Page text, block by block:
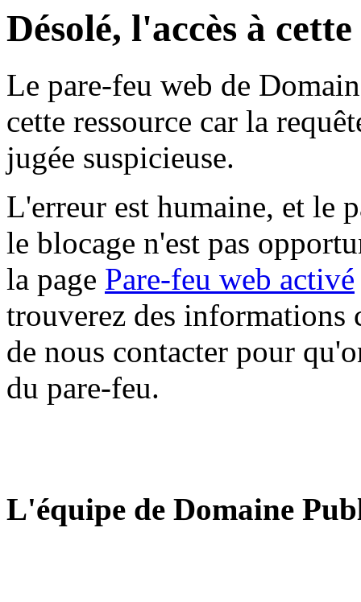
Désolé, l'accès à
Le pare-feu web de
cette ressource car la
jugée suspicieuse.
L'erreur est humaine, et le
le blocage n'est pas
la page Pare-feu web activé
trouverez des informations
de nous contacter pour
du pare-feu.
L'équipe de Domaine